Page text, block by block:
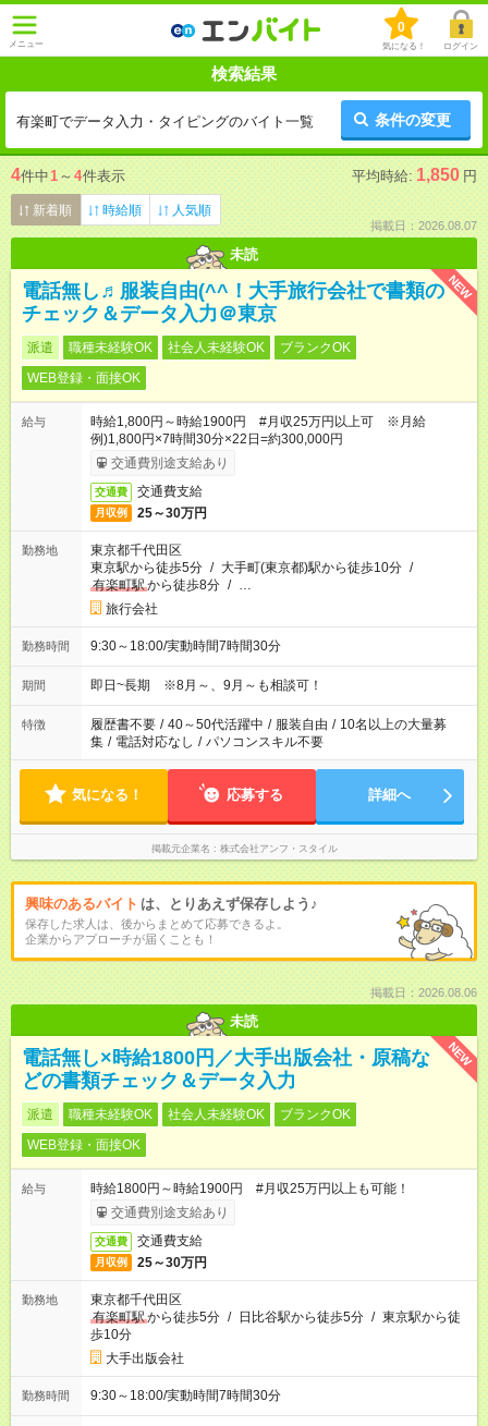
メニュー
0
気になる！ ログイン
検索結果
有楽町でデータ入力・タイピングのバイト一覧 条件の変更
4件中1 ～ 4件表示 平均時給: 1,850 円
新着順 時給順 人気順
掲載日：2026.08.07
未読
NEW
電話無し♬服装自由(^^！大手旅行会社で書類の
チェック＆データ入力＠東京
派遣 職種未経験OK 社会人未経験OK
ブランクOK
WEB登録・面接OK
給与
時給1,800円～時給1900円 #月収25万円以上可 ※月給
例)1,800円×7時間30分×22日=約300,000円
交通費別途支給あり
交通費 交通費支給
月収例 25～30万円
勤務地
東京都千代田区
東京駅から徒歩5分 / 大手町(東京都)駅から徒歩10分 /
有楽町駅から徒歩8分 / …
旅行会社
勤務時間 9:30～18:00/実動時間7時間30分
期間 即日~長期 ※8月～、9月～も相談可！
特徴 履歴書不要 / 40～50代活躍中 / 服装自由 / 10名以上の大量募
集 / 電話対応なし / パソコンスキル不要
気になる！ 応募する 詳細へ
掲載元企業名 株式会社アンフ・スタイル
興味のあるバイト は、とりあえず保存しよう♪
保存した求人は、後からまとめて応募できるよ。
企業からアプローチが届くことも！
掲載日：2026.08.06
未読
NEW
電話無し×時給1800円／大手出版会社・原稿な
どの書類チェック＆データ入力
派遣 職種未経験OK 社会人未経験OK
ブランクOK
WEB登録・面接OK
給与
時給1800円～時給1900円 #月収25万円以上も可能！
交通費別途支給あり
交通費 交通費支給
月収例 25～30万円
勤務地
東京都千代田区
有楽町駅から徒歩5分 / 日比谷駅から徒歩5分 / 東京駅から徒
歩10分
大手出版会社
勤務時間 9:30～18:00/実動時間7時間30分